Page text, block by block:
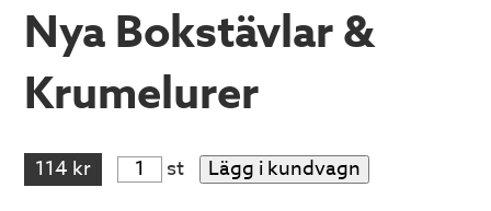
Nya Bokstävlar &
Krumelurer
114 kr st Lägg i kundvagn